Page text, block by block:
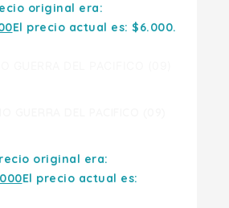
original era:
El precio actual es: $6.000.
original era:
El precio actual es: